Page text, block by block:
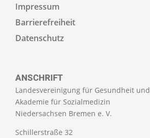
ANSCHRIFT
Landesvereinigung für Gesundheit und
Akademie für Sozialmedizin
Niedersachsen Bremen e. V.
Schillerstraße 32
Impressum
Barrierefreiheit
Datenschutz